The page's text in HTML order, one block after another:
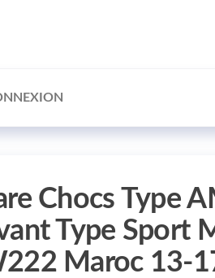
Chocs Type
Type Sport
Maroc 13-